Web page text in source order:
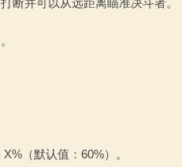
断并可以从远距离瞄准决斗者。
（默认值：60%）。